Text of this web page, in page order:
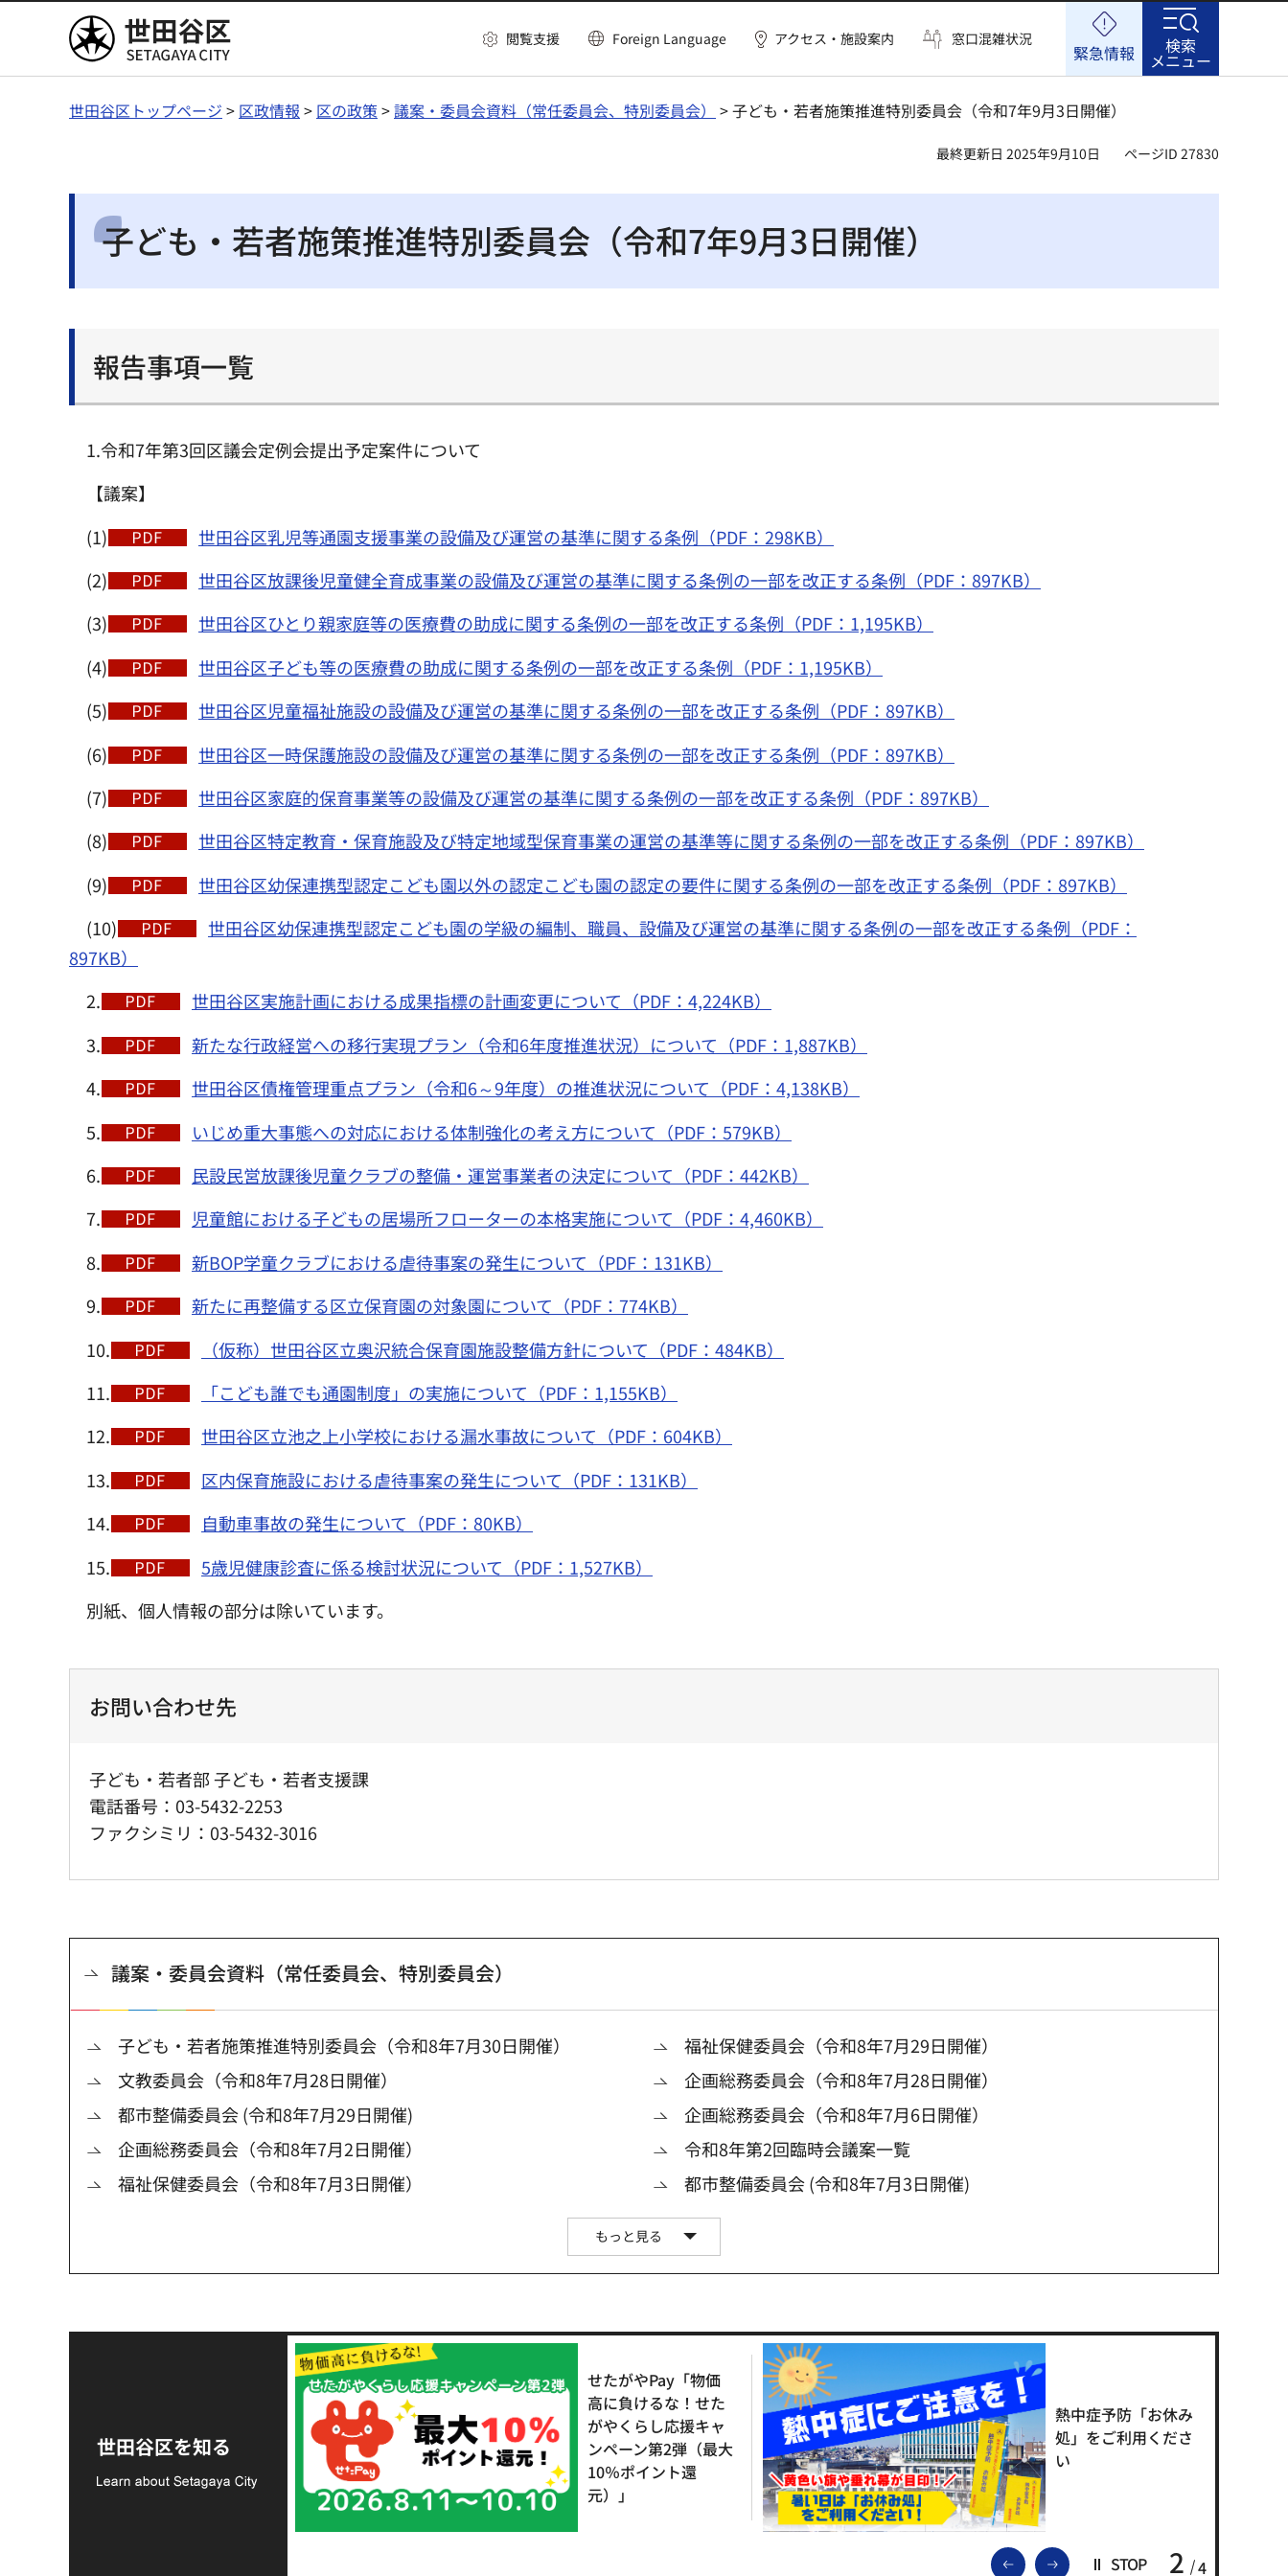
世田谷区 閲覧支援 Foreign Language アクセス・施設案内 窓口混雑状況
緊急情報 検索
メニュー
世田谷区トップページ > 区政情報 > 区の政策>議案・委員会資料（常任委員会、特別委員会） > 子ども・若者施策推進特別委員会（令和7年9月3日開催）
最終更新日 2025年9月10日 ページID 27830
子ども・若者施策推進特別委員会（令和7年9月3日開催）
報告事項一覧
1.令和7年第3回区議会定例会提出予定案件について
【議案】
(1)
世田谷区乳児等通園支援事業の設備及び運営の基準に関する条例（PDF：298KB）
(2)
世田谷区放課後児童健全育成事業の設備及び運営の基準に関する条例の一部を改正する条例（PDF：897KB）
(3)
世田谷区ひとり親家庭等の医療費の助成に関する条例の一部を改正する条例（PDF：1,195KB）
(4)
世田谷区子ども等の医療費の助成に関する条例の一部を改正する条例（PDF：1,195KB）
(5)
世田谷区児童福祉施設の設備及び運営の基準に関する条例の一部を改正する条例（PDF：897KB）
(6)
世田谷区一時保護施設の設備及び運営の基準に関する条例の一部を改正する条例（PDF：897KB）
(7)
世田谷区家庭的保育事業等の設備及び運営の基準に関する条例の一部を改正する条例（PDF：897KB）
(8)
世田谷区特定教育・保育施設及び特定地域型保育事業の運営の基準等に関する条例の一部を改正する条例（PDF：897KB）
(9)
世田谷区幼保連携型認定こども園以外の認定こども園の認定の要件に関する条例の一部を改正する条例（PDF：897KB）
(10)
世田谷区幼保連携型認定こども園の学級の編制、職員、設備及び運営の基準に関する条例の一部を改正する条例（PDF：
897KB）
2.
世田谷区実施計画における成果指標の計画変更について（PDF：4,224KB）
3.
新たな行政経営への移行実現プラン（令和6年度推進状況）について（PDF：1,887KB）
4.
世田谷区債権管理重点プラン（令和6～9年度）の推進状況について（PDF：4,138KB）
5.
いじめ重大事態への対応における体制強化の考え方について（PDF：579KB）
6.
民設民営放課後児童クラブの整備・運営事業者の決定について（PDF：442KB）
7.
児童館における子どもの居場所フローターの本格実施について（PDF：4,460KB）
8.
新BOP学童クラブにおける虐待事案の発生について（PDF：131KB）
9.
新たに再整備する区立保育園の対象園について（PDF：774KB）
10.
（仮称）世田谷区立奥沢統合保育園施設整備方針について（PDF：484KB）
11.
「こども誰でも通園制度」の実施について（PDF：1,155KB）
12.
世田谷区立池之上小学校における漏水事故について（PDF：604KB）
13.
区内保育施設における虐待事案の発生について（PDF：131KB）
14.
自動車事故の発生について（PDF：80KB）
15.
5歳児健康診査に係る検討状況について（PDF：1,527KB）
別紙、個人情報の部分は除いています。
お問い合わせ先
子ども・若者部 子ども・若者支援課
電話番号：03-5432-2253
ファクシミリ：03-5432-3016
議案・委員会資料（常任委員会、特別委員会）
子ども・若者施策推進特別委員会（令和8年7月30日開催）
福祉保健委員会（令和8年7月29日開催）
文教委員会（令和8年7月28日開催）
企画総務委員会（令和8年7月28日開催）
都市整備委員会 (令和8年7月29日開催)
企画総務委員会（令和8年7月6日開催）
企画総務委員会（令和8年7月2日開催）
令和8年第2回臨時会議案一覧
福祉保健委員会（令和8年7月3日開催）
都市整備委員会 (令和8年7月3日開催)
もっと見る
世田谷区を知る
前のスライドを表示
次のスライドを表示
STOP 2 4
支援金の募集につい
て
せたがやPay「物価
高に負けるな！せた
がやくらし応援キャ
ンペーン第2弾（最大
10％ポイント還
元）」
熱中症予防「お休み
処」をご利用くださ
い